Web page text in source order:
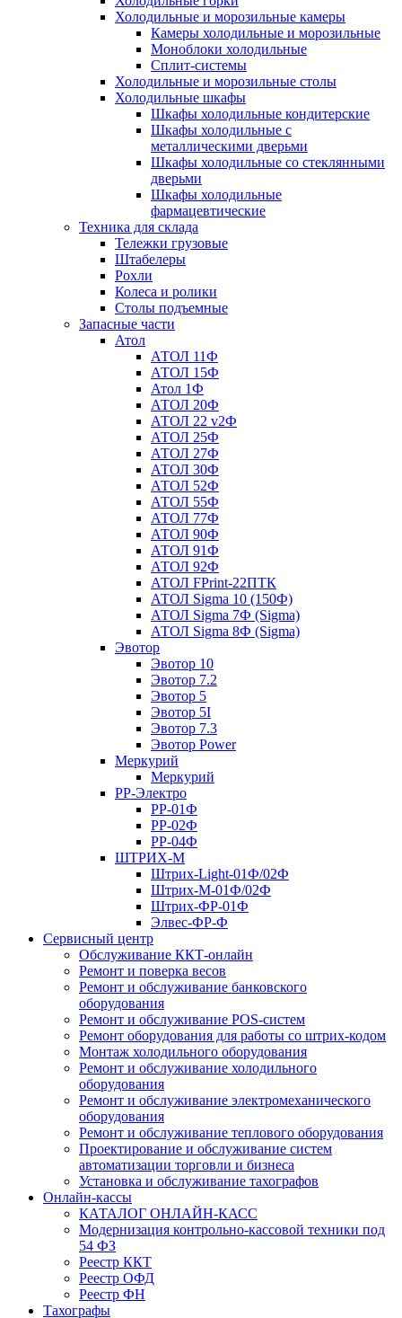
Холодильные и морозильные камеры
Камеры холодильные и морозильные
Моноблоки холодильные
Сплит-системы
Холодильные и морозильные столы
Холодильные шкафы
Шкафы холодильные кондитерские
Шкафы холодильные с
металлическими дверьми
Шкафы холодильные со стеклянными
дверьми
Шкафы холодильные
фармацевтические
Техника для склада
Тележки грузовые
Штабелеры
Рохли
Колеса и ролики
Столы подъемные
Запасные части
Атол
АТОЛ 11Ф
АТОЛ 15Ф
Атол 1Ф
АТОЛ 20Ф
АТОЛ 22 v2Ф
АТОЛ 25Ф
АТОЛ 27Ф
АТОЛ 30Ф
АТОЛ 52Ф
АТОЛ 55Ф
АТОЛ 77Ф
АТОЛ 90Ф
АТОЛ 91Ф
АТОЛ 92Ф
АТОЛ FPrint-22ПТК
АТОЛ Sigma 10 (150Ф)
АТОЛ Sigma 7Ф (Sigma)
АТОЛ Sigma 8Ф (Sigma)
Эвотор
Эвотор 10
Эвотор 7.2
Эвотор 5
Эвотор 5I
Эвотор 7.3
Эвотор Power
Меркурий
Меркурий
РР-Электро
РР-01Ф
РР-02Ф
РР-04Ф
ШТРИХ-М
Штрих-Light-01Ф/02Ф
Штрих-М-01Ф/02Ф
Штрих-ФР-01Ф
Элвес-ФР-Ф
Сервисный центр
Обслуживание ККТ-онлайн
Ремонт и поверка весов
Ремонт и обслуживание банковского
оборудования
Ремонт и обслуживание POS-систем
Ремонт оборудования для работы со штрих-кодом
Монтаж холодильного оборудования
Ремонт и обслуживание холодильного
оборудования
Ремонт и обслуживание электромеханического
оборудования
Ремонт и обслуживание теплового оборудования
Проектирование и обслуживание систем
автоматизации торговли и бизнеса
Установка и обслуживание тахографов
Онлайн-кассы
КАТАЛОГ ОНЛАЙН-КАСС
Модернизация контрольно-кассовой техники под
54 ФЗ
Реестр ККТ
Реестр ОФД
Реестр ФН
Тахографы